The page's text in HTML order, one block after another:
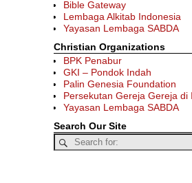
Bible Gateway
Lembaga Alkitab Indonesia
Yayasan Lembaga SABDA
Christian Organizations
BPK Penabur
GKI – Pondok Indah
Palin Genesia Foundation
Persekutan Gereja Gereja di
Yayasan Lembaga SABDA
Search Our Site